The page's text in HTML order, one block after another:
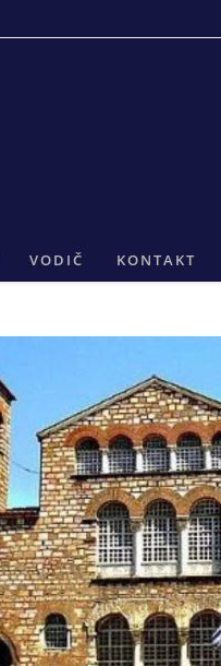
VODIČ KONTAKT